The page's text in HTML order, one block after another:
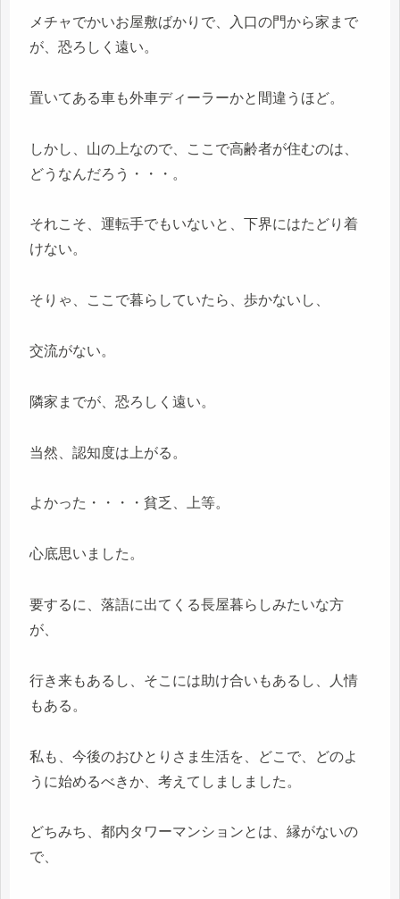
メチャでかいお屋敷ばかりで、入口の門から家まで
が、恐ろしく遠い。
置いてある車も外車ディーラーかと間違うほど。
しかし、山の上なので、ここで高齢者が住むのは、
どうなんだろう・・・。
それこそ、運転手でもいないと、下界にはたどり着
けない。
そりゃ、ここで暮らしていたら、歩かないし、
交流がない。
隣家までが、恐ろしく遠い。
当然、認知度は上がる。
よかった・・・・貧乏、上等。
心底思いました。
要するに、落語に出てくる長屋暮らしみたいな方
が、
行き来もあるし、そこには助け合いもあるし、人情
もある。
私も、今後のおひとりさま生活を、どこで、どのよ
うに始めるべきか、考えてしましました。
どちみち、都内タワーマンションとは、縁がないの
で、